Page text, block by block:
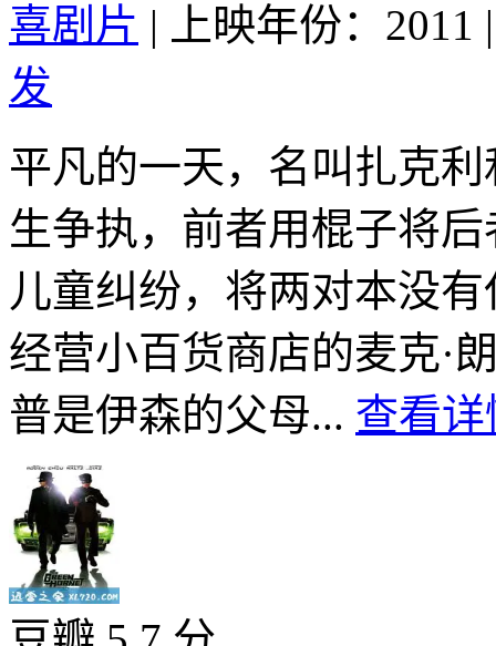
喜剧片 | 上映年份：2011 |
发
平凡的一天，名叫扎克
生争执，前者用棍子将
儿童纠纷，将两对本没
经营小百货商店的麦克·
普是伊森的父母... 查看详